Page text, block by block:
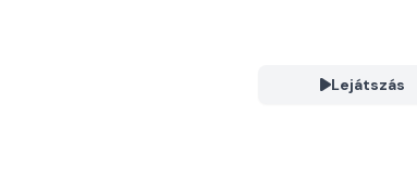
Lejátszás